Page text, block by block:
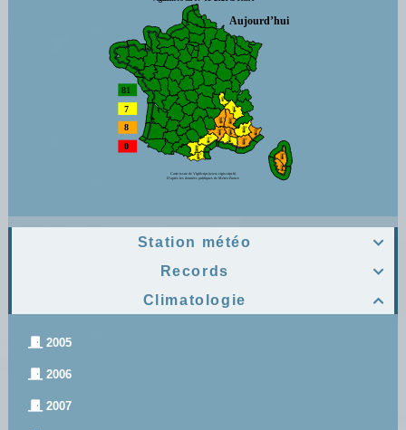

Station météo

Records

Climatologie
2005
2006
2007